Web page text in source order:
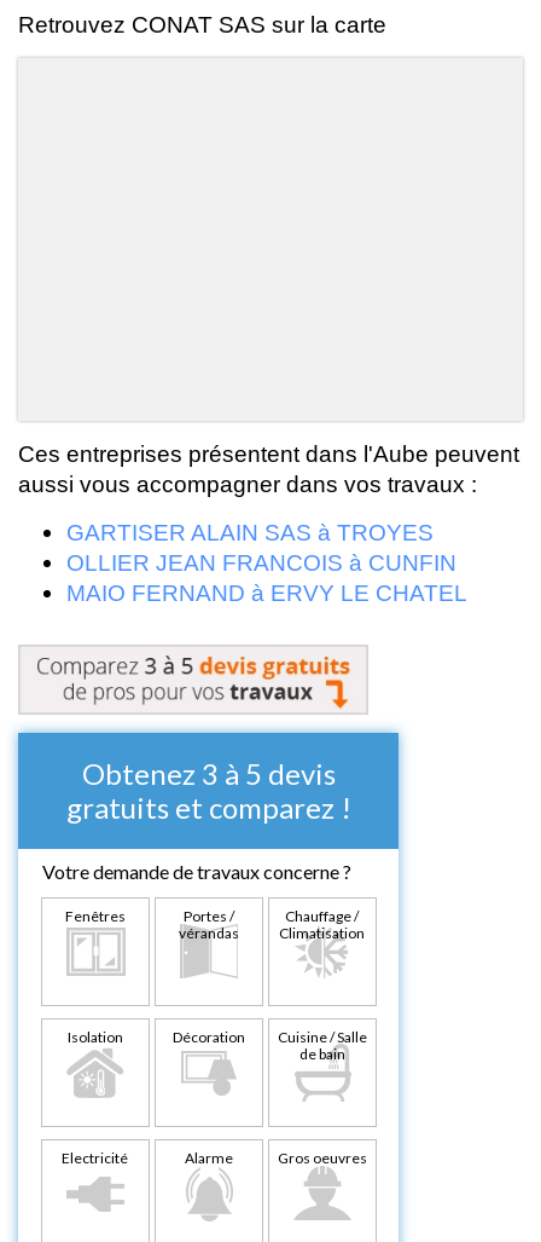
Retrouvez CONAT SAS sur la carte
Ces entreprises présentent dans l'Aube peuvent
aussi vous accompagner dans vos travaux :
GARTISER ALAIN SAS à TROYES
OLLIER JEAN FRANCOIS à CUNFIN
MAIO FERNAND à ERVY LE CHATEL
Obtenez 3 à 5 devis
gratuits et comparez !
Votre demande de travaux concerne ?
Fenêtres
Portes /
vérandas
Chauffage /
Climatisation
Isolation Décoration
Cuisine / Salle
de bain
Electricité Alarme Gros oeuvres